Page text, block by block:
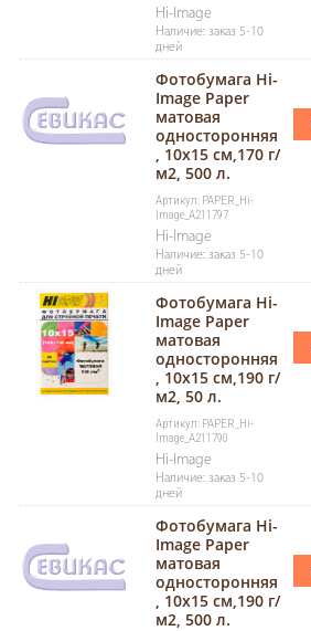
Hi-Image
Наличие: заказ 5-10
дней
Фотобумага Hi-
Image Paper
матовая
односторонняя
, 10x15 см,170 г/
м2, 500 л.
Артикул: PAPER_Hi-
Image_A211797
Hi-Image
Наличие: заказ 5-10
дней
Фотобумага Hi-
Image Paper
матовая
односторонняя
, 10x15 см,190 г/
м2, 50 л.
Артикул: PAPER_Hi-
Image_A211790
Hi-Image
Наличие: заказ 5-10
дней
Фотобумага Hi-
Image Paper
матовая
односторонняя
, 10x15 см,190 г/
м2, 500 л.